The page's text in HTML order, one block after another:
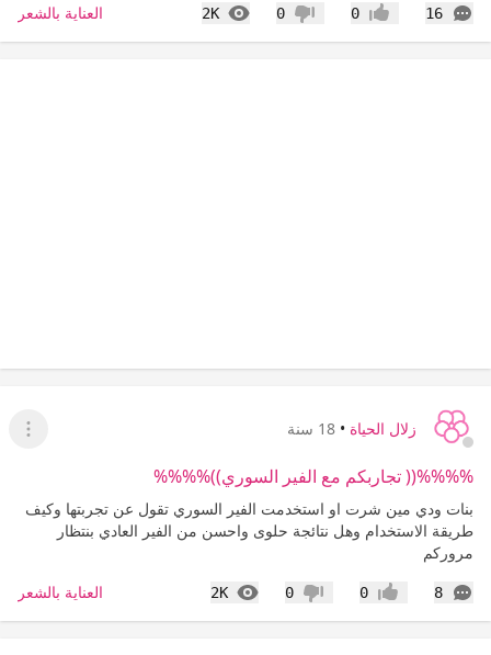
16
التعليقات إعجاب0 عدم إعجاب
0
2K
المشاهدات العناية بالشعر
زلال الحياة • 18 سنة
عرض
%%%%(( تجاربكم مع الفير السوري))%%%%
بنات ودي مين شرت او استخدمت الفير السوري تقول عن تجربتها وكيف
طريقة الاستخدام وهل نتائجة حلوى واحسن من الفير العادي بنتظار
مروركم
8
التعليقات إعجاب0 عدم إعجاب
0
2K
المشاهدات العناية بالشعر